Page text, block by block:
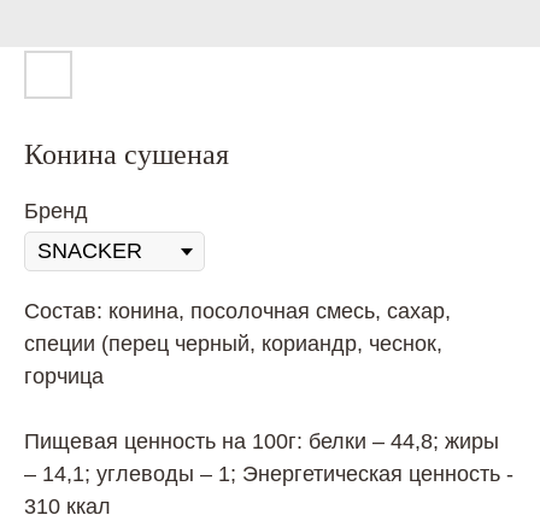
Конина сушеная
Бренд
Состав: конина, посолочная смесь, сахар,
специи (перец черный, кориандр, чеснок,
горчица
Пищевая ценность на 100г: белки – 44,8; жиры
– 14,1; углеводы – 1; Энергетическая ценность -
310 ккал